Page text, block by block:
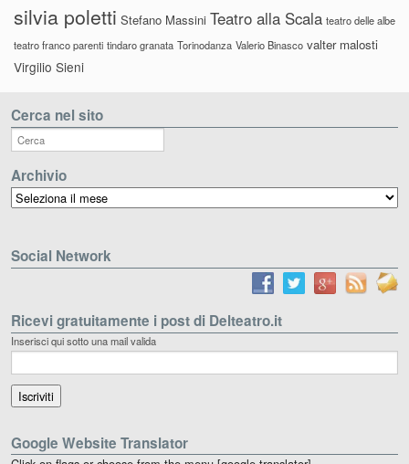
silvia poletti Stefano Massini Teatro alla Scala teatro delle albe
teatro franco parenti tindaro granata Torinodanza Valerio Binasco valter malosti
Virgilio Sieni
Cerca nel sito
Archivio
Archivio
Social Network
Ricevi gratuitamente i post di Delteatro.it
Inserisci qui sotto una mail valida
Google Website Translator